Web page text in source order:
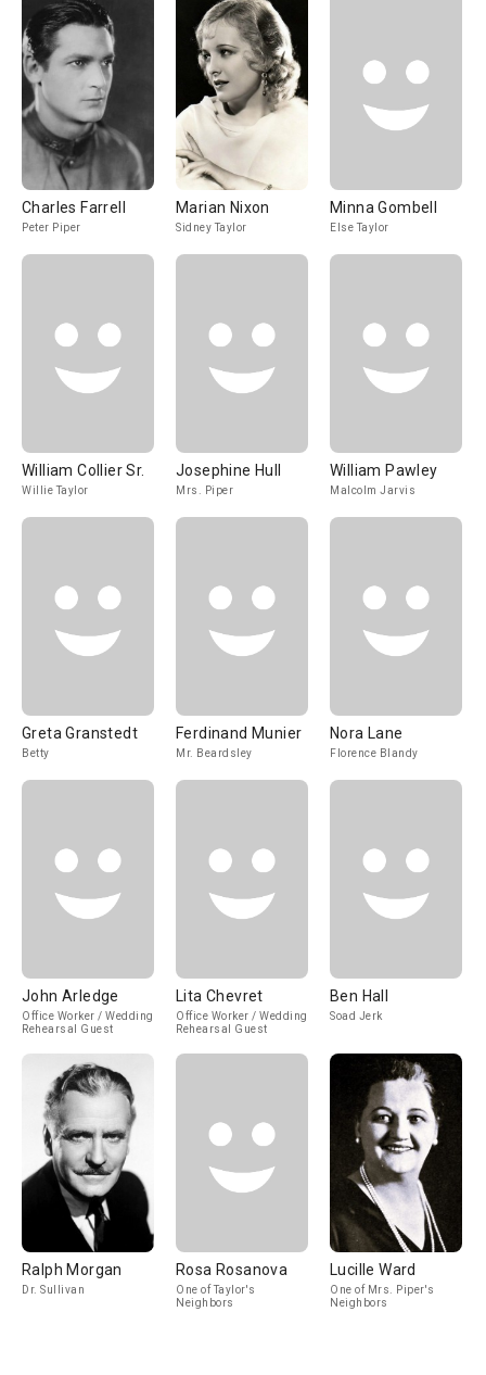
Charles Farrell
Peter Piper
Marian Nixon
Sidney Taylor
Minna Gombell
Else Taylor
William Collier Sr.
Willie Taylor
Josephine Hull
Mrs. Piper
William Pawley
Malcolm Jarvis
Greta Granstedt
Betty
Ferdinand Munier
Mr. Beardsley
Nora Lane
Florence Blandy
John Arledge
Office Worker / Wedding
Rehearsal Guest
Lita Chevret
Office Worker / Wedding
Rehearsal Guest
Ben Hall
Soad Jerk
Ralph Morgan
Dr. Sullivan
Rosa Rosanova
One of Taylor's
Neighbors
Lucille Ward
One of Mrs. Piper's
Neighbors